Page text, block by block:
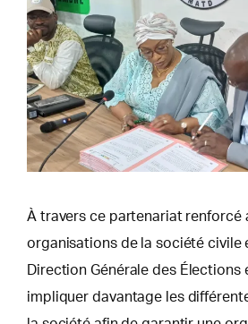
À travers ce partenariat renforcé
organisations de la société civile
Direction Générale des Élections
impliquer davantage les